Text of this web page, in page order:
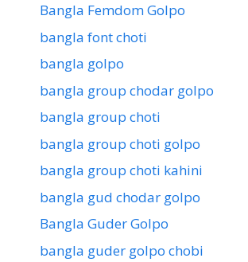
Bangla Femdom Golpo
bangla font choti
bangla golpo
bangla group chodar golpo
bangla group choti
bangla group choti golpo
bangla group choti kahini
bangla gud chodar golpo
Bangla Guder Golpo
bangla guder golpo chobi